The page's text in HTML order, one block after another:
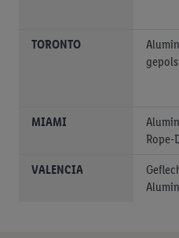
TORONTO
MIAMI
Rope-
VALENCIA